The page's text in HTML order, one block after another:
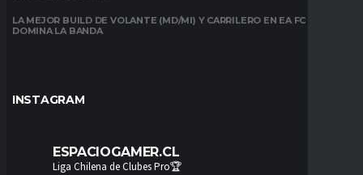
LA MEJOR BUILD DE VOLANTE (MD/MI) Y CARRILERO EN EA FC 26:
DOMINA LA BANDA
INSTAGRAM
ESPACIOGAMER.CL
Liga Chilena de Clubes Pro🏆